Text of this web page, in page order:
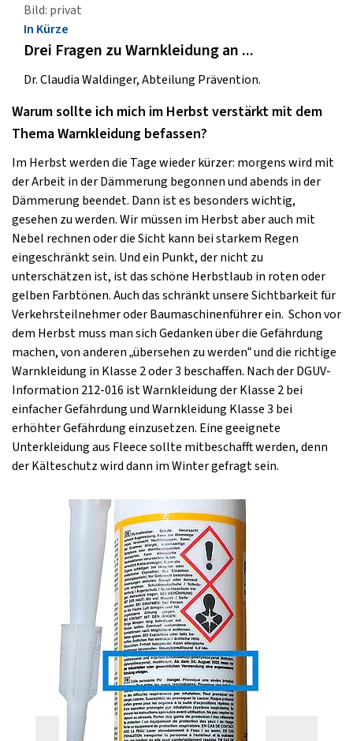
Bild: privat
In Kürze
Drei Fragen zu Warnkleidung an ...
Dr. Claudia Waldinger, Abteilung Prävention.
Warum sollte ich mich im Herbst verstärkt mit dem
Thema Warnkleidung befassen?
Im Herbst werden die Tage wieder kürzer: morgens wird mit
der Arbeit in der Dämmerung begonnen und abends in der
Dämmerung beendet. Dann ist es besonders wichtig,
gesehen zu werden. Wir müssen im Herbst aber auch mit
Nebel rechnen oder die Sicht kann bei starkem Regen
eingeschränkt sein. Und ein Punkt, der nicht zu
unterschätzen ist, ist das schöne Herbstlaub in roten oder
gelben Farbtönen. Auch das schränkt unsere Sichtbarkeit für
Verkehrsteilnehmer oder Baumaschinenführer ein. Schon vor
dem Herbst muss man sich Gedanken über die Gefährdung
machen, von anderen „übersehen zu werden“ und die richtige
Warnkleidung in Klasse 2 oder 3 beschaffen. Nach der DGUV-
Information 212-016 ist Warnkleidung der Klasse 2 bei
einfacher Gefährdung und Warnkleidung Klasse 3 bei
erhöhter Gefährdung einzusetzen. Eine geeignete
Unterkleidung aus Fleece sollte mitbeschafft werden, denn
der Kälteschutz wird dann im Winter gefragt sein.